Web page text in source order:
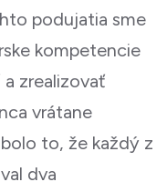
podujatia sme
kompetencie
zrealizovať
vrátane
to, že každý z
dva